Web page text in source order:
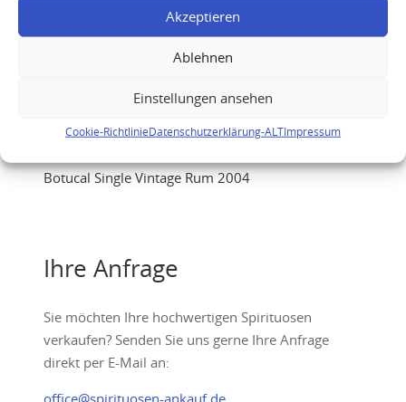
Akzeptieren
Ablehnen
Einstellungen ansehen
Cookie-RichtlinieDatenschutzerklärung-ALTImpressum
Botucal Single Vintage Rum 2004
Ihre Anfrage
Sie möchten Ihre hochwertigen Spirituosen
verkaufen? Senden Sie uns gerne Ihre Anfrage
direkt per E-Mail an:
office@spirituosen-ankauf.de